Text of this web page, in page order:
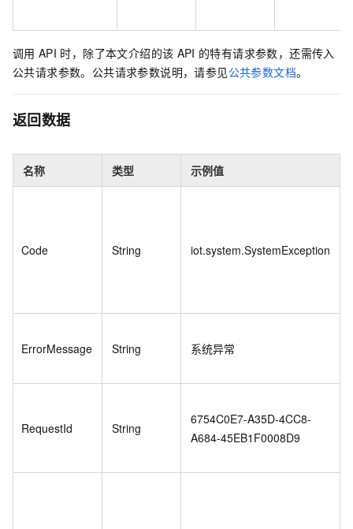
调用 API 时，除了本文介绍的该 API 的特有请求参数，还需传入
公共请求参数。公共请求参数说明，请参见公共参数文档。
返回数据
名称 类型 示例值
Code String iot.system.SystemException
ErrorMessage String 系统异常
RequestId String
6754C0E7-A35D-4CC8-
A684-45EB1F0008D9